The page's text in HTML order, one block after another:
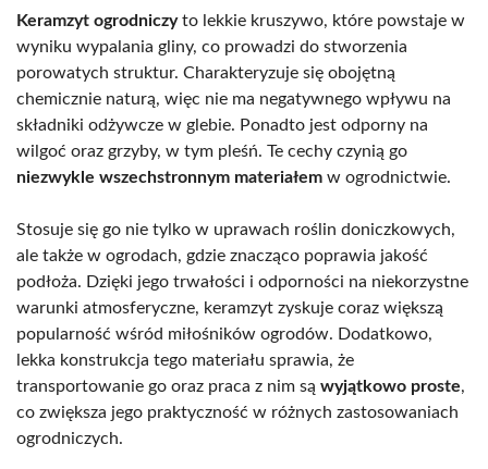
Keramzyt ogrodniczyto lekkie kruszywo, które powstaje w
wyniku wypalania gliny, co prowadzi do stworzenia
porowatych struktur. Charakteryzuje się obojętną
chemicznie naturą, więc nie ma negatywnego wpływu na
składniki odżywcze w glebie. Ponadto jest odporny na
wilgoć oraz grzyby, w tym pleśń. Te cechy czynią go
niezwykle wszechstronnym materiałem w ogrodnictwie.
Stosuje się go nie tylko w uprawach roślin doniczkowych,
ale także w ogrodach, gdzie znacząco poprawia jakość
podłoża. Dzięki jego trwałości i odporności na niekorzystne
warunki atmosferyczne, keramzyt zyskuje coraz większą
popularność wśród miłośników ogrodów. Dodatkowo,
lekka konstrukcja tego materiału sprawia, że
transportowanie go oraz praca z nim są wyjątkowo proste,
co zwiększa jego praktyczność w różnych zastosowaniach
ogrodniczych.